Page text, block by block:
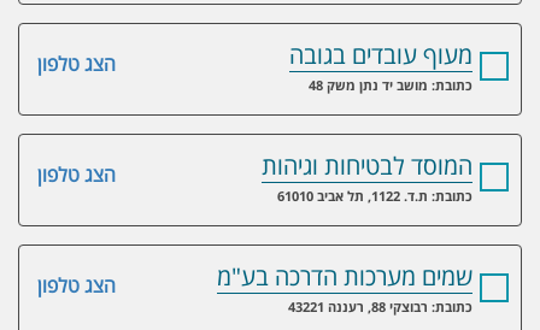
הצג טלפון מעוף עובדים בגובה
כתובת: מושב יד נתן משק 48
הצג טלפון המוסד לבטיחות וגיהות
כתובת: ת.ד. 1122, תל אביב 61010
הצג טלפון שמים מערכות הדרכה בע"מ
כתובת: רבוצקי 88, רעננה 43221